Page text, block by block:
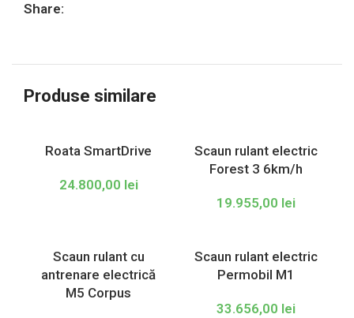
Share:
Produse similare
Roata SmartDrive
24.800,00 lei
Scaun rulant electric
Forest 3 6km/h
19.955,00 lei
Scaun rulant cu
antrenare electrică
M5 Corpus
Scaun rulant electric
Permobil M1
33.656,00 lei